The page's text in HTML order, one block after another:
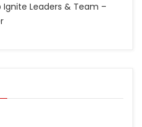
Leaders & Team –